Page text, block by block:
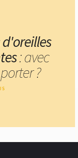
: avec
?